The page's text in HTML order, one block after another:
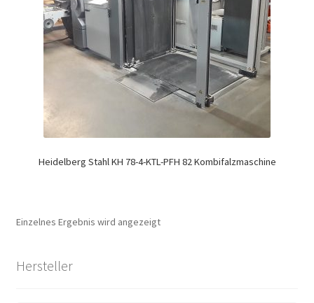
Heidelberg Stahl KH 78-4-KTL-PFH 82 Kombifalzmaschine
Einzelnes Ergebnis wird angezeigt
Hersteller